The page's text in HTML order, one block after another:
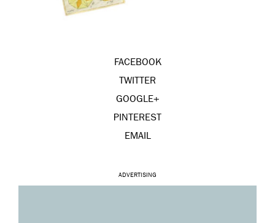
FACEBOOK
TWITTER
GOOGLE+
PINTEREST
EMAIL
ADVERTISING